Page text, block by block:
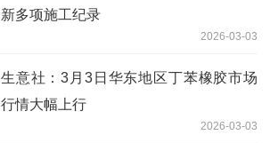
新多项施工纪录
2026-03-03
生意社：3月3日华东地区丁苯橡胶市场
行情大幅上行
2026-03-03